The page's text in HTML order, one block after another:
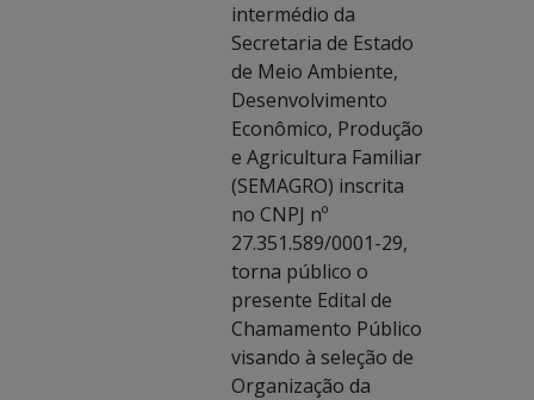
intermédio da
Secretaria de Estado
de Meio Ambiente,
Desenvolvimento
Econômico, Produção
e Agricultura Familiar
(SEMAGRO) inscrita
no CNPJ nº
27.351.589/0001-29,
torna público o
presente Edital de
Chamamento Público
visando à seleção de
Organização da